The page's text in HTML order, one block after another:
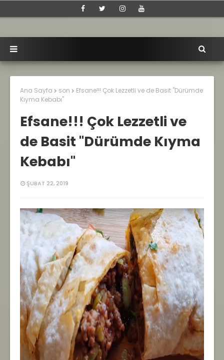
Ana Sayfa son
Efsane!!! Çok Lezzetli ve de Basit "Dürümde
Kıyma Kebabı"
Efsane!!! Çok Lezzetli ve
de Basit "Dürümde Kıyma
Kebabı"
ŞUBAT 22, 2019